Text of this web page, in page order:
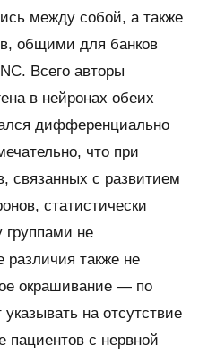
между собой, а также
общими для банков
Всего авторы
в нейронах обеих
дифференциально
что при
связанных с развитием
статистически
не
также не
окрашивание — по
на отсутствие
с нервной